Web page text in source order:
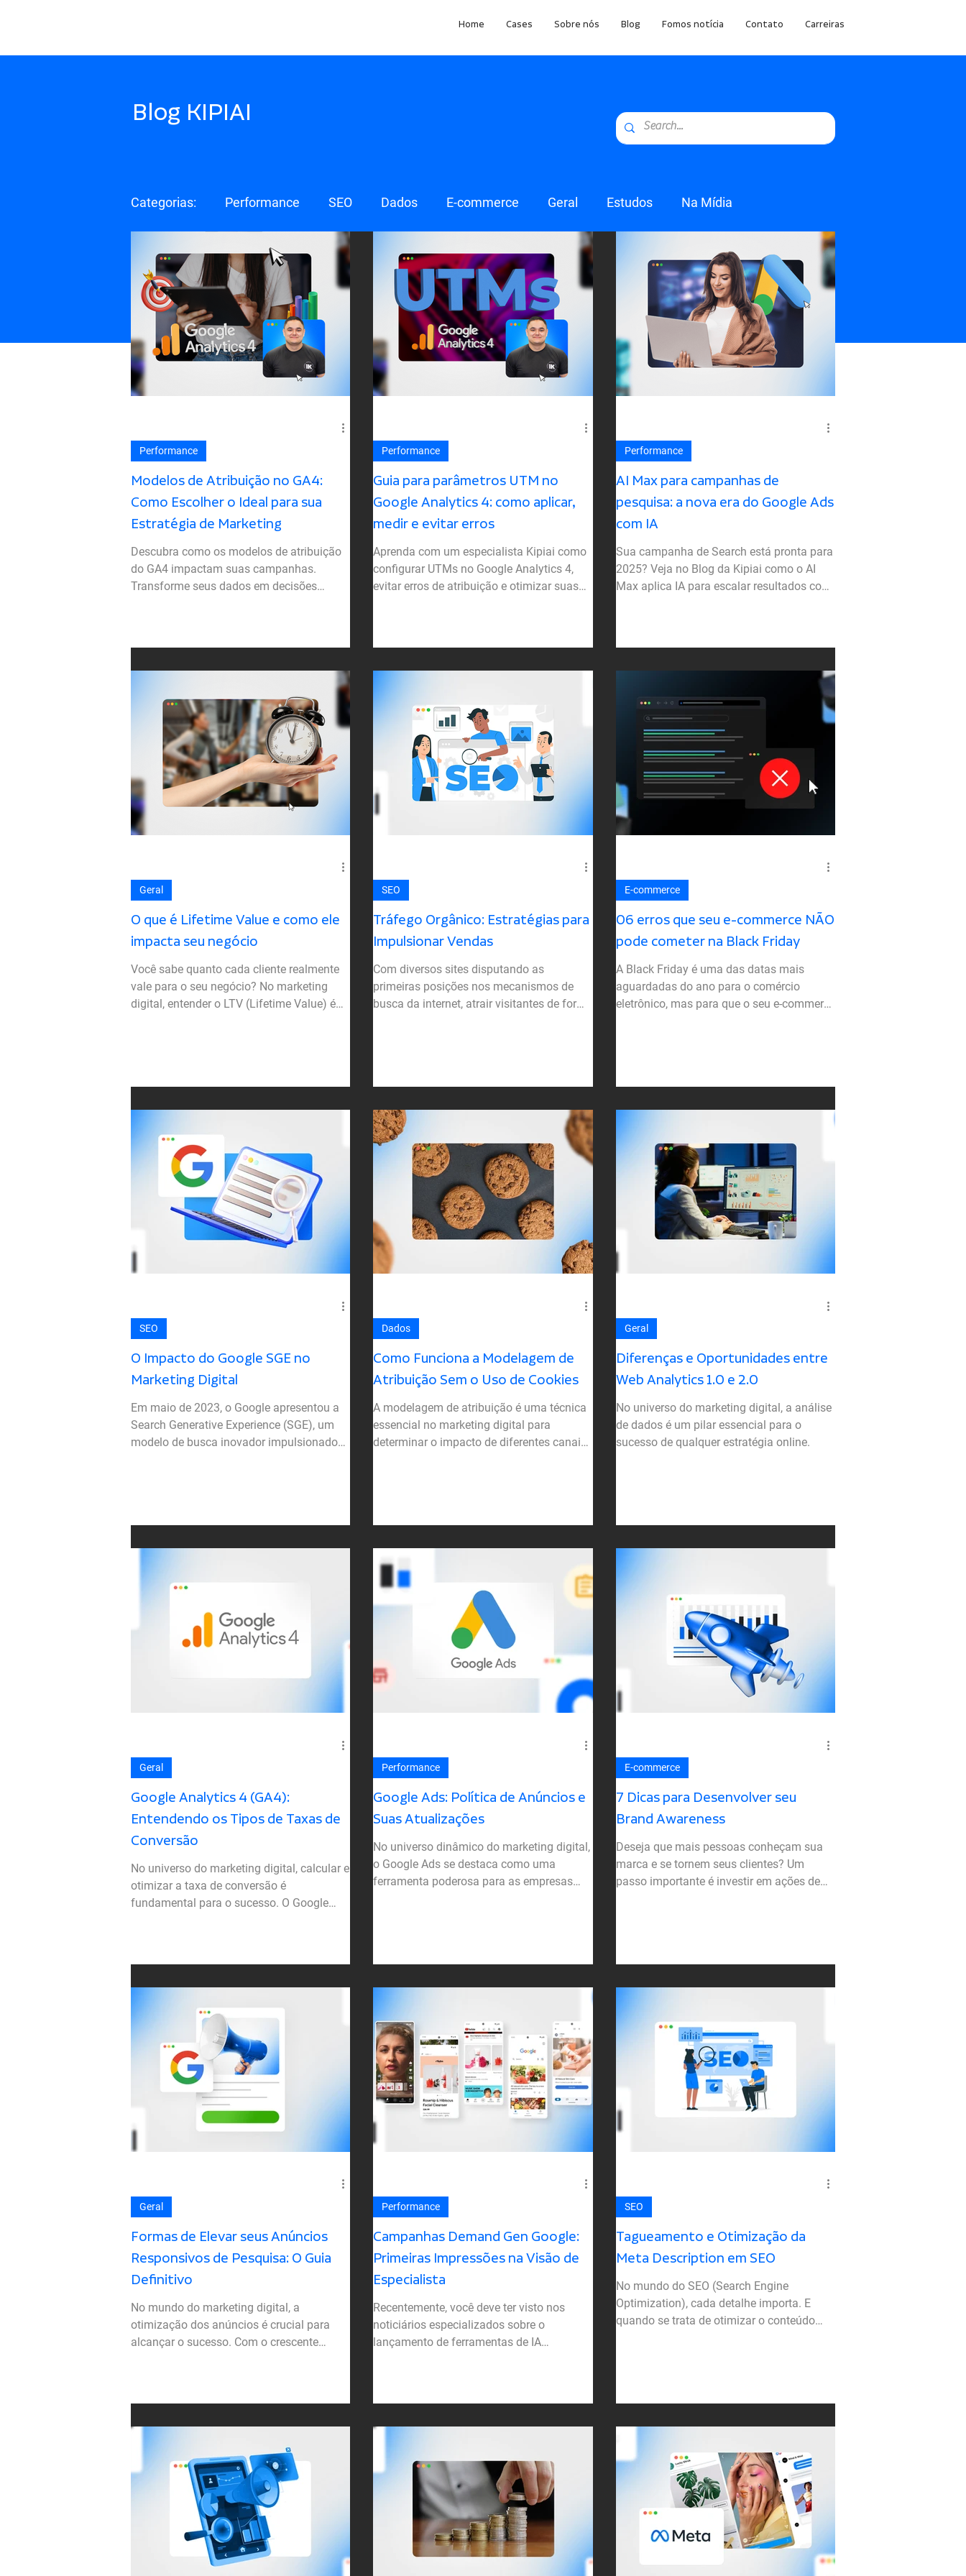
Home Cases Sobre nós Blog Fomos notícia Contato Carreiras
Blog KIPIAI
Categorias: Performance SEO Dados E-commerce Geral Estudos Na Mídia
Mensuração
Modelos de Atribuição no GA4:
Como Escolher o Ideal para sua
Estratégia de Marketing
Descubra como os modelos de atribuição
do GA4 impactam suas campanhas.
Transforme seus dados em decisões
Performance
Guia para parâmetros UTM no
Google Analytics 4: como aplicar,
medir e evitar erros
Aprenda com um especialista Kipiai como
configurar UTMs no Google Analytics 4,
evitar erros de atribuição e otimizar suas
Performance
AI Max para campanhas de
pesquisa: a nova era do Google Ads
com IA
Sua campanha de Search está pronta para
2025? Veja no Blog da Kipiai como o AI
Max aplica IA para escalar resultados com
Performance
O que é Lifetime Value e como ele
impacta seu negócio
Você sabe quanto cada cliente realmente
vale para o seu negócio? No marketing
digital, entender o LTV (Lifetime Value) é
Geral
Tráfego Orgânico: Estratégias para
Impulsionar Vendas
Com diversos sites disputando as
primeiras posições nos mecanismos de
busca da internet, atrair visitantes de forma
SEO
06 erros que seu e-commerce NÃO
pode cometer na Black Friday
A Black Friday é uma das datas mais
aguardadas do ano para o comércio
eletrônico, mas para que o seu e-commerce
E-commerce
O Impacto do Google SGE no
Marketing Digital
Em maio de 2023, o Google apresentou a
Search Generative Experience (SGE), um
modelo de busca inovador impulsionado
SEO
Como Funciona a Modelagem de
Atribuição Sem o Uso de Cookies
A modelagem de atribuição é uma técnica
essencial no marketing digital para
determinar o impacto de diferentes canais
Dados
Diferenças e Oportunidades entre
Web Analytics 1.0 e 2.0
No universo do marketing digital, a análise
de dados é um pilar essencial para o
sucesso de qualquer estratégia online.
Geral
Google Analytics 4 (GA4):
Entendendo os Tipos de Taxas de
Conversão
No universo do marketing digital, calcular e
otimizar a taxa de conversão é
fundamental para o sucesso. O Google
Geral
Google Ads: Política de Anúncios e
Suas Atualizações
No universo dinâmico do marketing digital,
o Google Ads se destaca como uma
ferramenta poderosa para as empresas
Performance
7 Dicas para Desenvolver seu
Brand Awareness
Deseja que mais pessoas conheçam sua
marca e se tornem seus clientes? Um
passo importante é investir em ações de
E-commerce
Formas de Elevar seus Anúncios
Responsivos de Pesquisa: O Guia
Definitivo
No mundo do marketing digital, a
otimização dos anúncios é crucial para
alcançar o sucesso. Com o crescente
Geral
Campanhas Demand Gen Google:
Primeiras Impressões na Visão de
Especialista
Recentemente, você deve ter visto nos
noticiários especializados sobre o
lançamento de ferramentas de IA
Performance
Tagueamento e Otimização da
Meta Description em SEO
No mundo do SEO (Search Engine
Optimization), cada detalhe importa. E
quando se trata de otimizar o conteúdo
SEO